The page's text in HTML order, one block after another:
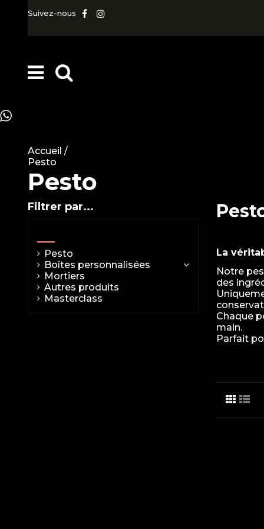
Suivez-nous
Accueil /
Pesto
Pesto
La
Notre
des
Chaque
main.
Parfait
Filtrer par...
Pesto
Boîtes personnalisées
Mortiers
Autres produits
Masterclass